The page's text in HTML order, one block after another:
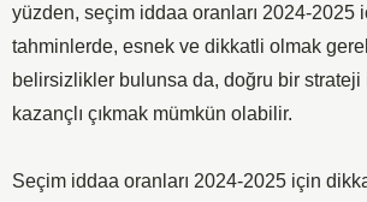
yüzden, seçim iddaa oranları 2024-2025
tahminlerde, esnek ve dikkatli olmak
belirsizlikler bulunsa da, doğru bir strateji
kazançlı çıkmak mümkün olabilir.
Seçim iddaa oranları 2024-2025 için